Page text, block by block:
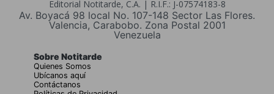
Editorial Notitarde, C.A. | R.I.F.: J-07574183-8
Av. Boyacá 98 local No. 107-148 Sector Las Flores.
Valencia, Carabobo. Zona Postal 2001
Venezuela
Sobre Notitarde
Quienes Somos
Ubícanos aquí
Contáctanos